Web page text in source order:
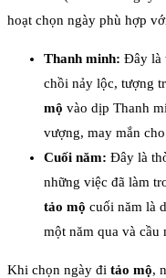
hoạt chọn ngày phù hợp
Thanh minh: Đây là
chồi nảy lộc, tượng
mộ vào dịp Thanh
vượng, may mắn
Cuối năm: Đây là
những việc đã làm
tảo mộ cuối năm là
một năm qua và cầu
Khi chọn ngày đi tảo mộ,